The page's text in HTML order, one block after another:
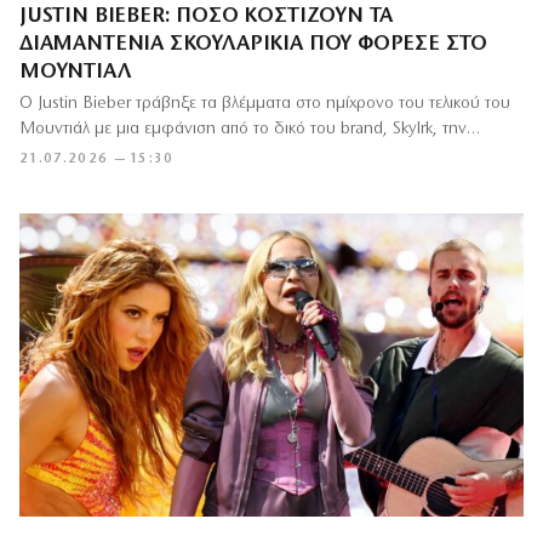
JUSTIN BIEBER: ΠΌΣΟ ΚΟΣΤΊΖΟΥΝ ΤΑ
ΔΙΑΜΑΝΤΈΝΙΑ ΣΚΟΥΛΑΡΊΚΙΑ ΠΟΥ ΦΌΡΕΣΕ ΣΤΟ
ΜΟΥΝΤΙΆΛ
21.07.2026 — 15:30
Ο Justin Bieber τράβηξε τα βλέμματα στο ημίχρονο του τελικού του
Μουντιάλ με μια εμφάνιση από το δικό του brand, Skylrk, την…